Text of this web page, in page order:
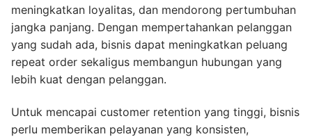
meningkatkan loyalitas, dan mendorong pertumbuhan
jangka panjang. Dengan mempertahankan pelanggan
yang sudah ada, bisnis dapat meningkatkan peluang
repeat order sekaligus membangun hubungan yang
lebih kuat dengan pelanggan.
Untuk mencapai customer retention yang tinggi, bisnis
perlu memberikan pelayanan yang konsisten,